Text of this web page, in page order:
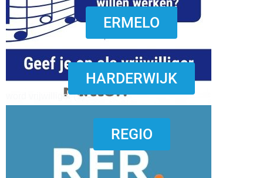
word vrijwilliger (1)
ERMELO
HARDERWIJK
REGIO